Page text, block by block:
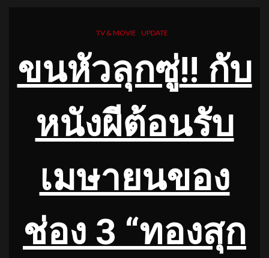
TV & MOVIE UPDATE
ขนหัวลุกซู่!! กับ
หนังผีต้อนรับ
เมษายนของ
ช่อง 3 “ทองสุก